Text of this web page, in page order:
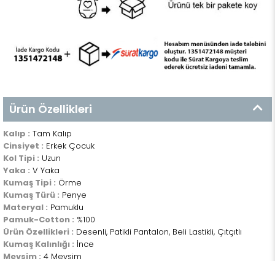
Ürün Özellikleri
Kalıp : Tam Kalıp
Cinsiyet : Erkek Çocuk
Kol Tipi : Uzun
Yaka : V Yaka
Kumaş Tipi : Örme
Kumaş Türü : Penye
Materyal : Pamuklu
Pamuk-Cotton : %100
Ürün Özellikleri : Desenli, Patikli Pantalon, Beli Lastikli, Çıtçıtlı
Kumaş Kalınlığı : İnce
Mevsim : 4 Mevsim